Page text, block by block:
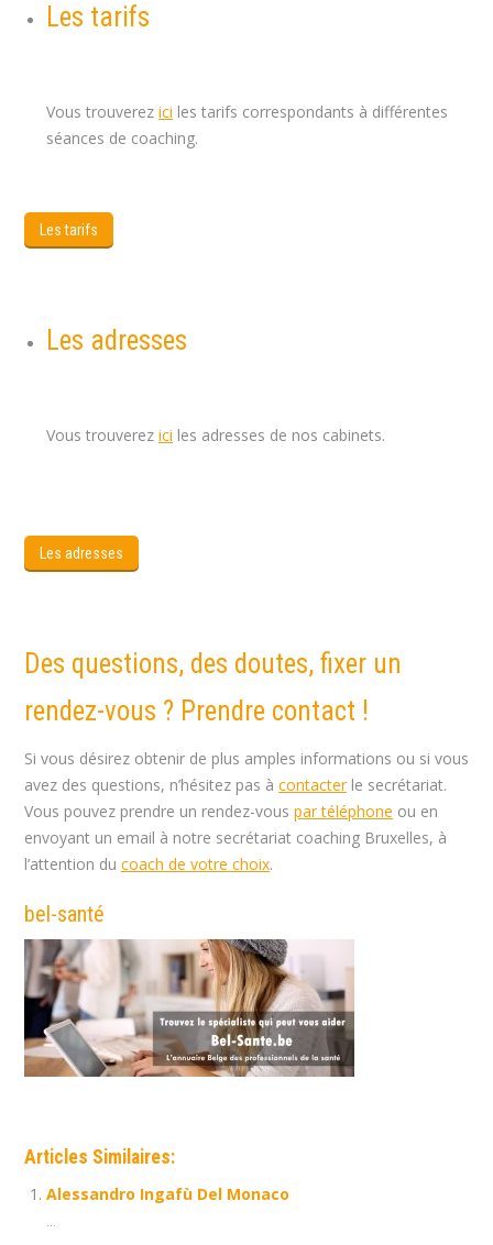
Les tarifs
Vous trouverez ici les tarifs correspondants à différentes
séances de coaching.
Les tarifs
Les adresses
Vous trouverez ici les adresses de nos cabinets.
Les adresses
Des questions, des doutes, fixer un
rendez-vous ? Prendre contact !
Si vous désirez obtenir de plus amples informations ou si vous
avez des questions, n’hésitez pas à contacterle secrétariat.
Vous pouvez prendre un rendez-vous par téléphone ou en
envoyant un email à notre secrétariat coaching Bruxelles, à
l’attention du coach de votre choix.
bel-santé
Articles Similaires:
Alessandro Ingafù Del Monaco
...